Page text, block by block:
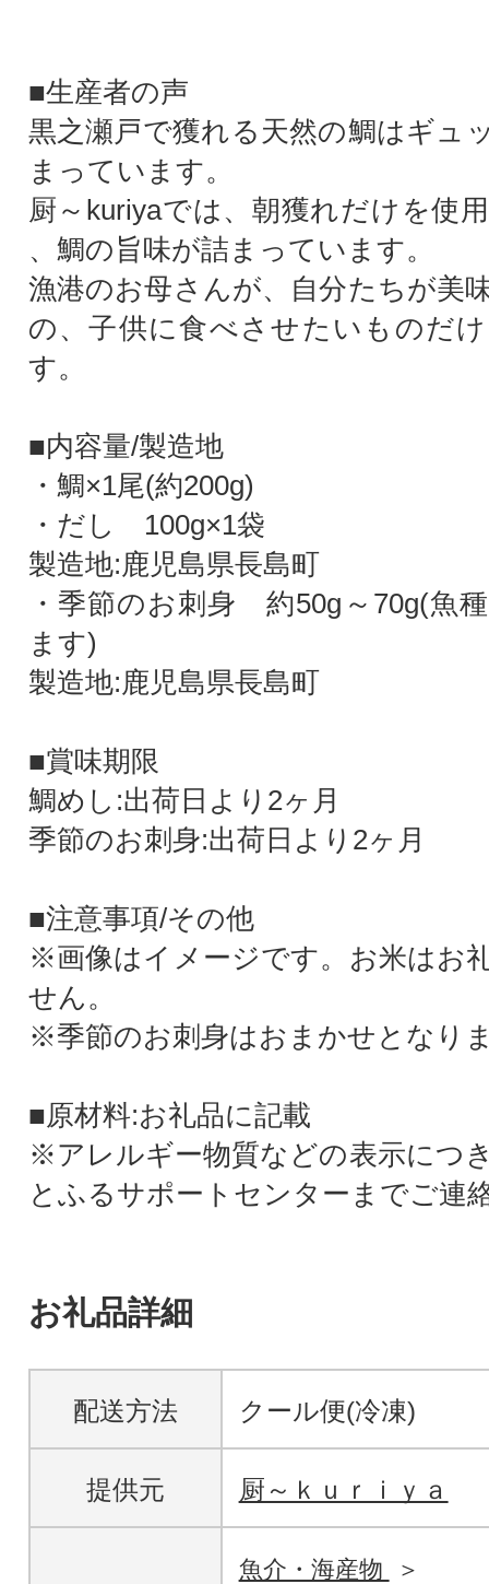
■生産者の声
黒之瀬戸で獲れる天然の鯛はギュ
まっています。
厨～kuriyaでは、朝獲れだけを使
、鯛の旨味が詰まっています。
漁港のお母さんが、自分たちが美
の、子供に食べさせたいものだ
す。
■内容量/製造地
・鯛×1尾(約200g)
・だし 100g×1袋
製造地:鹿児島県長島町
・季節のお刺身 約50g～70g(魚
ます)
製造地:鹿児島県長島町
■賞味期限
鯛めし:出荷日より2ヶ月
季節のお刺身:出荷日より2ヶ月
■注意事項/その他
※画像はイメージです。お米はお
せん。
※季節のお刺身はおまかせとなり
■原材料:お礼品に記載
※アレルギー物質などの表示につ
とふるサポートセンターまでご連
お礼品詳細
配送方法 クール便(冷凍)
提供元 厨～ｋｕｒｉｙａ
魚介・海産物